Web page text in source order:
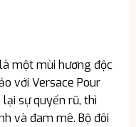
một mùi hương độc
với Versace Pour
sự quyến rũ, thì
và đam mê. Bộ đôi